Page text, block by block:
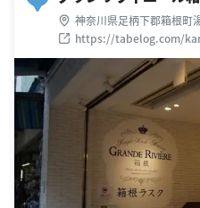
神奈川県足柄下郡箱根町
https://tabelog.com/
/